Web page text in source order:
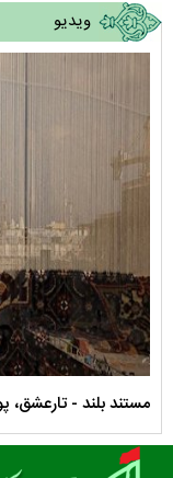
ویدیو
مستند بلند -